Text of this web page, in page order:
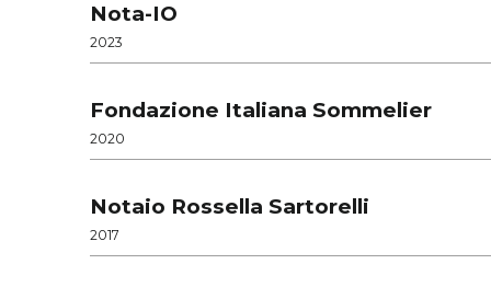
Nota-IO
2023
Fondazione Italiana Sommelier
2020
Notaio Rossella Sartorelli
2017